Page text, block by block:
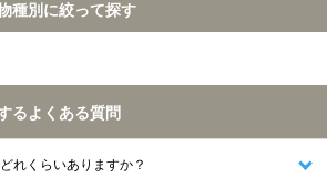
種別に絞って探す
るよくある質問
れくらいありますか？